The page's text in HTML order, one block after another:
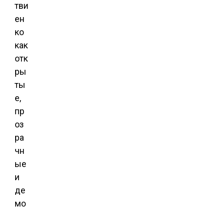
тви
ен
ко
как
отк
ры
ты
е,
пр
оз
ра
чн
ые
и
де
мо